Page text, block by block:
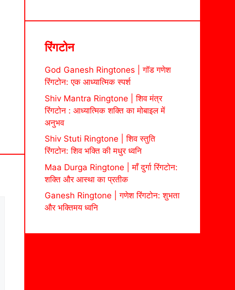
रिंगटोन
God Ganesh Ringtones | गॉड गणेश
रिंगटोन: एक आध्यात्मिक स्पर्श
Shiv Mantra Ringtone | शिव मंत्र
रिंगटोन : आध्यात्मिक शक्ति का मोबाइल में
अनुभव
Shiv Stuti Ringtone | शिव स्तुति
रिंगटोन: शिव भक्ति की मधुर ध्वनि
Maa Durga Ringtone | माँ दुर्गा रिंगटोन:
शक्ति और आस्था का प्रतीक
Ganesh Ringtone | गणेश रिंगटोन: शुभता
और भक्तिमय ध्वनि